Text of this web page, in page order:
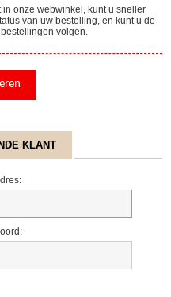
onze webwinkel, kunt u sneller
van uw bestelling, en kunt u de
volgen.
KLANT